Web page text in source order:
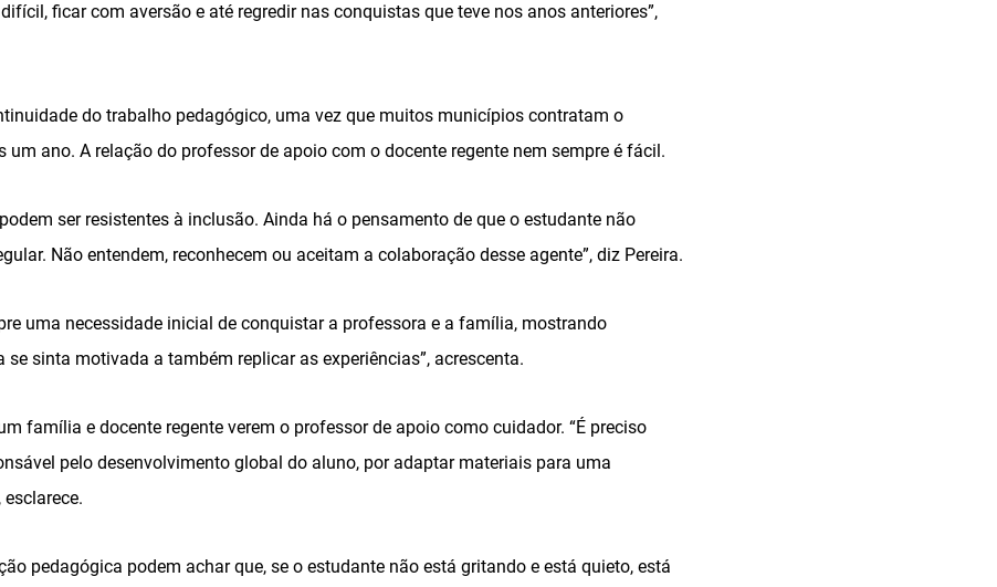
ficar com aversão e até regredir nas conquistas que teve nos anos anteriores”,
do trabalho pedagógico, uma vez que muitos municípios contratam o
um ano. A relação do professor de apoio com o docente regente nem sempre é fácil.
ser resistentes à inclusão. Ainda há o pensamento de que o estudante não
Não entendem, reconhecem ou aceitam a colaboração desse agente”, diz Pereira.
uma necessidade inicial de conquistar a professora e a família, mostrando
se sinta motivada a também replicar as experiências”, acrescenta.
família e docente regente verem o professor de apoio como cuidador. “É preciso
pelo desenvolvimento global do aluno, por adaptar materiais para uma
pedagógica podem achar que, se o estudante não está gritando e está quieto, está